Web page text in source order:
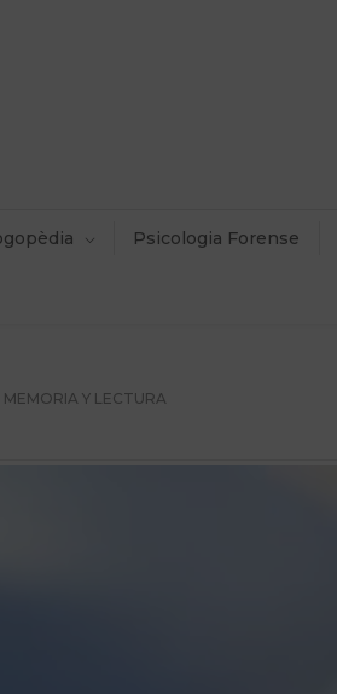
Psicologia Forense
MEMORIA Y LECTURA